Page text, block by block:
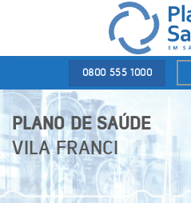
0800 555 1000
PLANO DE SAÚDE
VILA FRANCI